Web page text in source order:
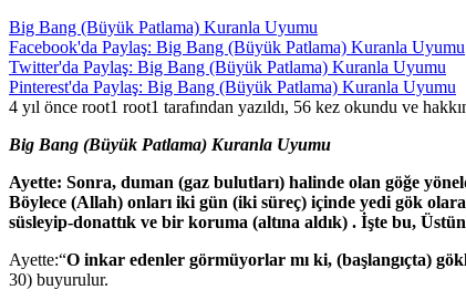
Big Bang (Büyük Patlama) Kuranla Uyumu
Facebook'da Paylaş: Big Bang (Büyük Patlama) Kuranla Uyumu
Twitter'da Paylaş: Big Bang (Büyük Patlama) Kuranla Uyumu
Pinterest'da Paylaş: Big Bang (Büyük Patlama) Kuranla Uyumu
4 yıl önce root1 root1 tarafından yazıldı, 56 kez okundu ve
Big Bang (Büyük Patlama) Kuranla Uyumu
Ayette: Sonra, duman (gaz bulutları) halinde olan göğe
Böylece (Allah) onları iki gün (iki süreç) içinde yedi gök
süsleyip-donattık ve bir koruma (altına aldık) . İşte bu,
Ayette:“O inkar edenler görmüyorlar mı ki, (başlangıçta)
30) buyurulur.